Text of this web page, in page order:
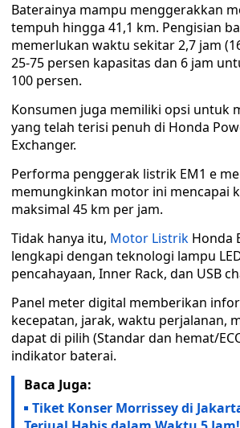
Baterainya mampu menggerakkan
tempuh hingga 41,1 km. Pengisian
memerlukan waktu sekitar 2,7 jam
25-75 persen kapasitas dan 6 jam
100 persen.
Konsumen juga memiliki opsi untuk
yang telah terisi penuh di Honda
Exchanger.
Performa penggerak listrik EM1 e
memungkinkan motor ini mencapai
maksimal 45 km per jam.
Tidak hanya itu, Motor Listrik Honda
lengkapi dengan teknologi lampu
pencahayaan, Inner Rack, dan USB
Panel meter digital memberikan
kecepatan, jarak, waktu perjalanan,
dapat di pilih (Standar dan hemat/
indikator baterai.
Baca Juga:
Tiket Konser Morrissey di